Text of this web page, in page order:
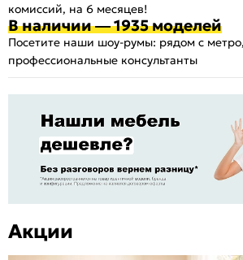
комиссий, на 6 месяцев!
В наличии — 1935 моделей
Посетите наши шоу-румы: рядом с
профессиональные консультанты
Акции